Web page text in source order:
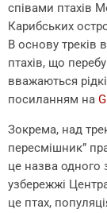
співами птахів
Карибських
В основу треків
птахів, що
вважаються
посиланням на
Зокрема, над
пересмішник”
це назва одного
узбережжі
це птах,